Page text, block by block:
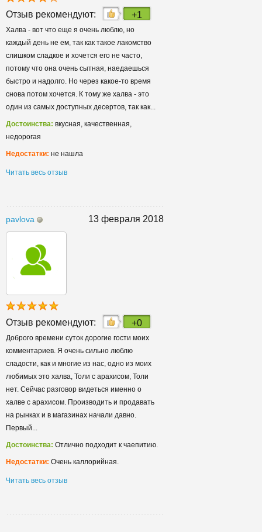
Отзыв рекомендуют: +1
Халва - вот что еще я очень люблю, но
каждый день не ем, так как такое лакомство
слишком сладкое и хочется его не часто,
потому что она очень сытная, наедаешься
быстро и надолго. Но через какое-то время
снова потом хочется. К тому же халва - это
один из самых доступных десертов, так как...
Достоинства: вкусная, качественная,
недорогая
Недостатки: не нашла
Читать весь отзыв
pavlova 13 февраля 2018
Отзыв рекомендуют: +0
Доброго времени суток дорогие гости моих
комментариев. Я очень сильно люблю
сладости, как и многие из нас, одно из моих
любимых это халва, Толи с арахисом, Толи
нет. Сейчас разговор видеться именно о
халве с арахисом. Производить и продавать
на рынках и в магазинах начали давно.
Первый...
Достоинства: Отлично подходит к чаепитию.
Недостатки: Очень каллорийная.
Читать весь отзыв